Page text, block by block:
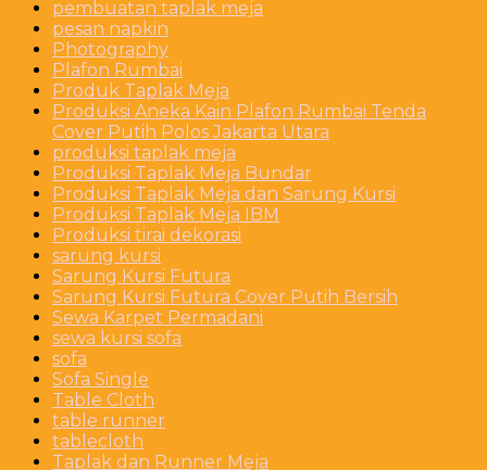
pembuatan taplak meja
pesan napkin
Photography
Plafon Rumbai
Produk Taplak Meja
Produksi Aneka Kain Plafon Rumbai Tenda
Cover Putih Polos Jakarta Utara
produksi taplak meja
Produksi Taplak Meja Bundar
Produksi Taplak Meja dan Sarung Kursi
Produksi Taplak Meja IBM
Produksi tirai dekorasi
sarung kursi
Sarung Kursi Futura
Sarung Kursi Futura Cover Putih Bersih
Sewa Karpet Permadani
sewa kursi sofa
sofa
Sofa Single
Table Cloth
table runner
tablecloth
Taplak dan Runner Meja